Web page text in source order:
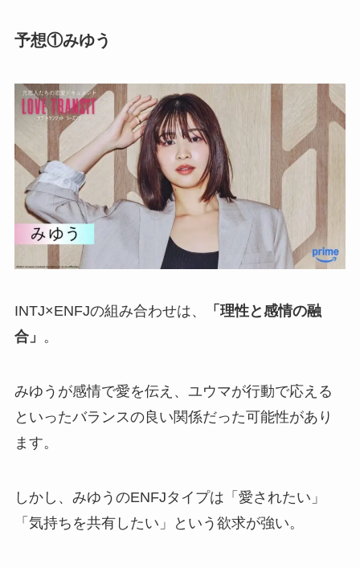
予想①みゆう
INTJ×ENFJの組み合わせは、
「理性と感情の融
合」 。
みゆうが感情で愛を伝え、ユウマが行動で応える
といったバランスの良い関係だった可能性があり
ます。
しかし、みゆうのENFJタイプは「愛されたい」
「気持ちを共有したい」という欲求が強い。